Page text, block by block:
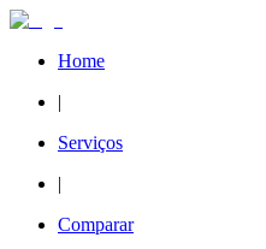
Home
|
Serviços
|
Comparar